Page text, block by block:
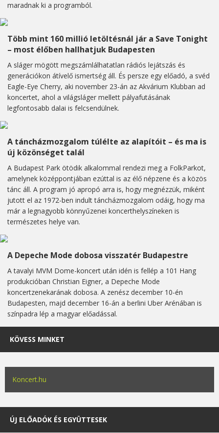
maradnak ki a programból.
Több mint 160 millió letöltésnál jár a Save Tonight
– most élőben hallhatjuk Budapesten
A sláger mögött megszámlálhatatlan rádiós lejátszás és
generációkon átívelő ismertség áll. És persze egy előadó, a svéd
Eagle-Eye Cherry, aki november 23-án az Akvárium Klubban ad
koncertet, ahol a világsláger mellett pályafutásának
legfontosabb dalai is felcsendülnek.
A táncházmozgalom túlélte az alapítóit – és ma is
új közönséget talál
A Budapest Park ötödik alkalommal rendezi meg a FolkParkot,
amelynek középpontjában ezúttal is az élő népzene és a közös
tánc áll. A program jó apropó arra is, hogy megnézzük, miként
jutott el az 1972-ben indult táncházmozgalom odáig, hogy ma
már a legnagyobb könnyűzenei koncerthelyszíneken is
természetes helye van.
A Depeche Mode dobosa visszatér Budapestre
A tavalyi MVM Dome-koncert után idén is fellép a 101 Hang
produkcióban Christian Eigner, a Depeche Mode
koncertzenekarának dobosa. A zenész december 10-én
Budapesten, majd december 16-án a berlini Uber Arénában is
színpadra lép a magyar előadással.
KÖVESS MINKET
Koncert.hu
ÚJ ELŐADÓK ÉS EGYÜTTESEK